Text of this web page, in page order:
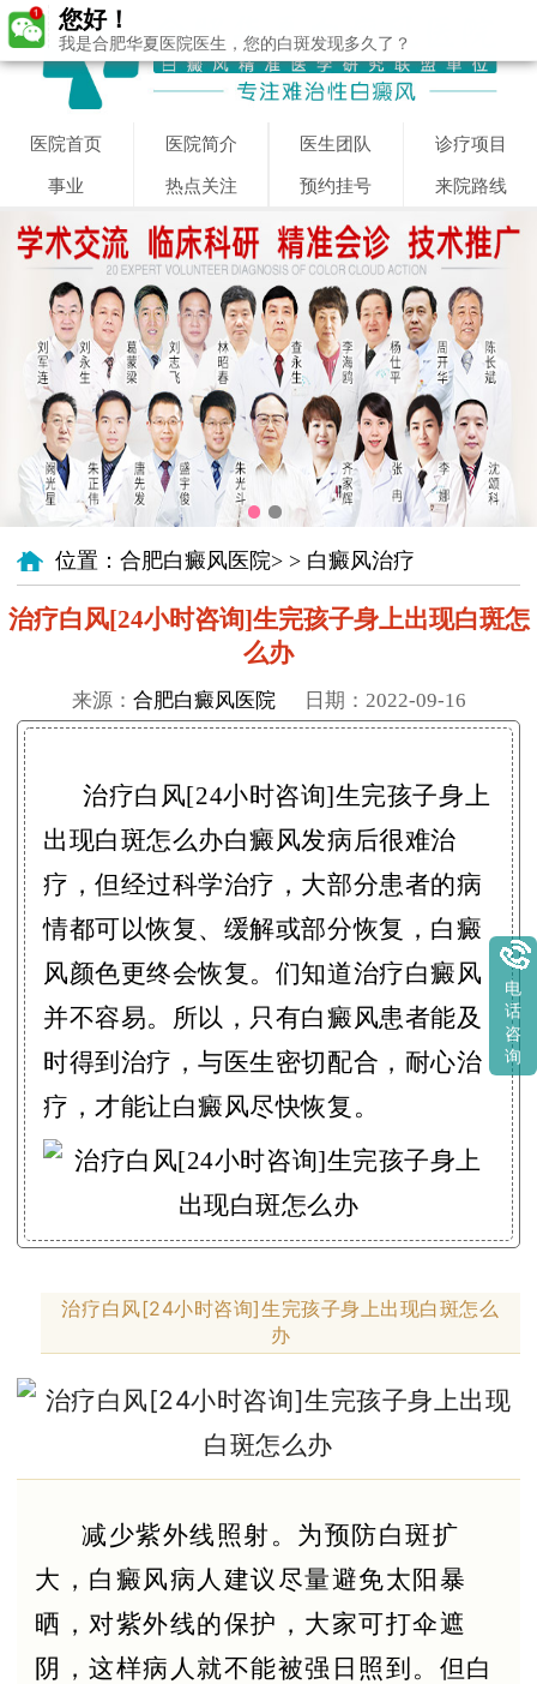
医院首页 医院简介 医生团队 诊疗项目
事业 热点关注 预约挂号 来院路线
位置：合肥白癜风医院> > 白癜风治疗
治疗白风[24小时咨询]生完孩子身上出现白斑怎
么办
来源： 合肥白癜风医院日期：2022-09-16
治疗白风[24小时咨询]生完孩子身上
出现白斑怎么办白癜风发病后很难治
疗，但经过科学治疗，大部分患者的病
情都可以恢复、缓解或部分恢复，白癜
风颜色更终会恢复。们知道治疗白癜风
并不容易。所以，只有白癜风患者能及
时得到治疗，与医生密切配合，耐心治
疗，才能让白癜风尽快恢复。
治疗白风[24小时咨询]生完孩子身上出现白斑怎么
办
减少紫外线照射。为预防白斑扩
大，白癜风病人建议尽量避免太阳暴
晒，对紫外线的保护，大家可打伞遮
阴，这样病人就不能被强日照到。但白
电
话
咨
询
您好！
我是合肥华夏医院医生，您的白斑发现多久了？